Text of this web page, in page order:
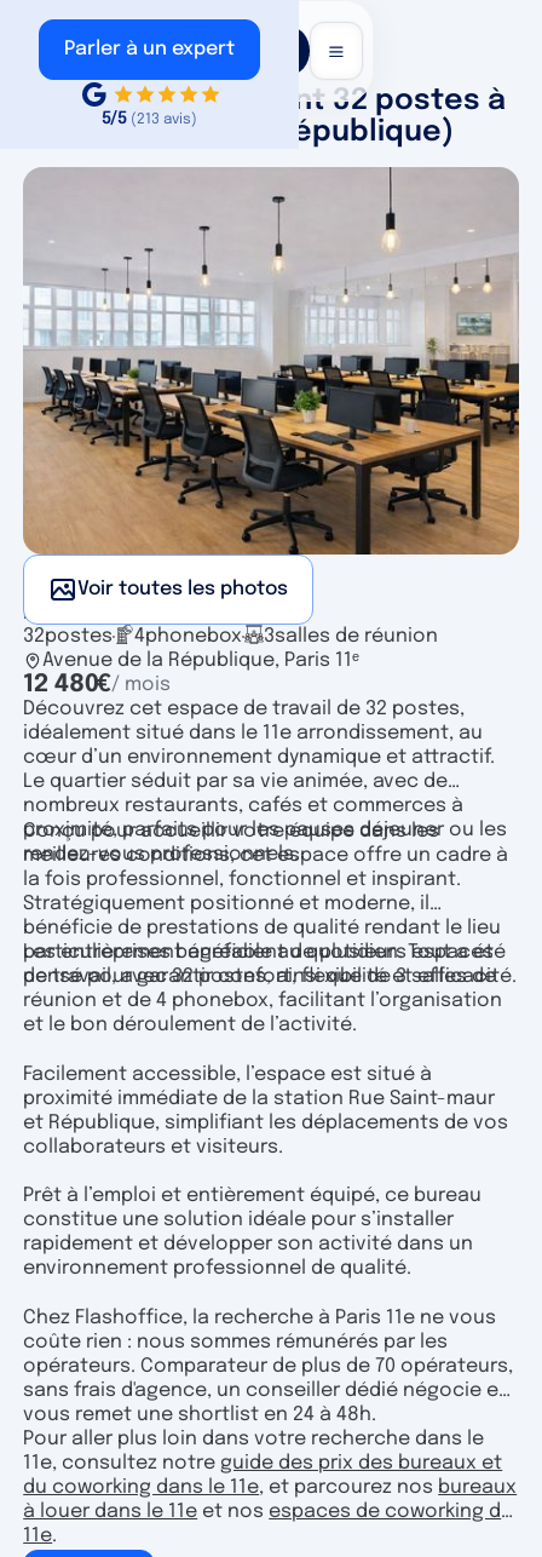
Voir nos
annonces
Bureau indépendant 32 postes à
louer - Paris 11e (République)
Voir toutes les photos
Bureau indépendant
32postes 4phonebox 3salles de réunion
Avenue de la République, Paris 11ᵉ
12 480€/ mois
Découvrez cet espace de travail de 32 postes,
idéalement situé dans le 11e arrondissement, au
cœur d’un environnement dynamique et attractif.
Le quartier séduit par sa vie animée, avec de
nombreux restaurants, cafés et commerces à
proximité, parfaits pour les pauses déjeuner ou les
rendez-vous professionnels.
Conçu pour accueillir votre équipe dans les
meilleures conditions, cet espace offre un cadre à
la fois professionnel, fonctionnel et inspirant.
Stratégiquement positionné et moderne, il
bénéficie de prestations de qualité rendant le lieu
particulièrement agréable au quotidien. Tout a été
pensé pour garantir confort, flexibilité et efficacité.
Les entreprises bénéficient de plusieurs espaces
de travail, avec 32 postes, ainsi que de 3 salles de
réunion et de 4 phonebox, facilitant l’organisation
et le bon déroulement de l’activité.
Facilement accessible, l’espace est situé à
proximité immédiate de la station Rue Saint-maur
et République, simplifiant les déplacements de vos
collaborateurs et visiteurs.
Prêt à l’emploi et entièrement équipé, ce bureau
constitue une solution idéale pour s’installer
rapidement et développer son activité dans un
environnement professionnel de qualité.
Chez Flashoffice, la recherche à Paris 11e ne vous
coûte rien : nous sommes rémunérés par les
opérateurs. Comparateur de plus de 70 opérateurs,
sans frais d'agence, un conseiller dédié négocie et
vous remet une shortlist en 24 à 48h.
Pour aller plus loin dans votre recherche dans le
11e, consultez notre guide des prix des bureaux et
du coworking dans le 11e, et parcourez nos bureaux
à louer dans le 11e et nos espaces de coworking du
11e.
Parler à un expert
5/5 (213 avis)